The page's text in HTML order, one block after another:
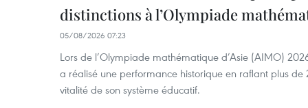
distinctions à l’Olympiade
05/08/2026 07:23
Lors de l’Olympiade mathématique d’Asie (AIMO)
a réalisé une performance historique en raflant plus
vitalité de son système éducatif.